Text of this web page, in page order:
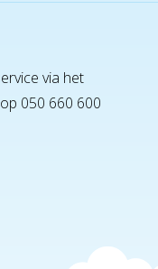
via het
050 660 600